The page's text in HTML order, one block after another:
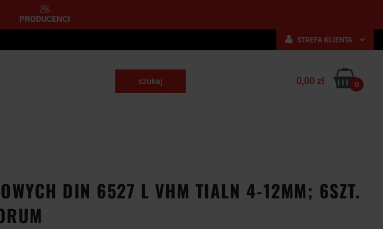
PRODUCENCI
STREFA KLIENTA
Zaloguj się
Zarejestruj się
0,00 zł 0
Narzędzia pneumatyczne
Narzędzia skrawające
DIN 6527 L VHM TIALN 4-12MM; 6SZT.